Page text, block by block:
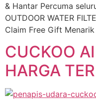
& Hantar Percuma
OUTDOOR WATER
Claim Free Gift
CUCKOO
HARGA